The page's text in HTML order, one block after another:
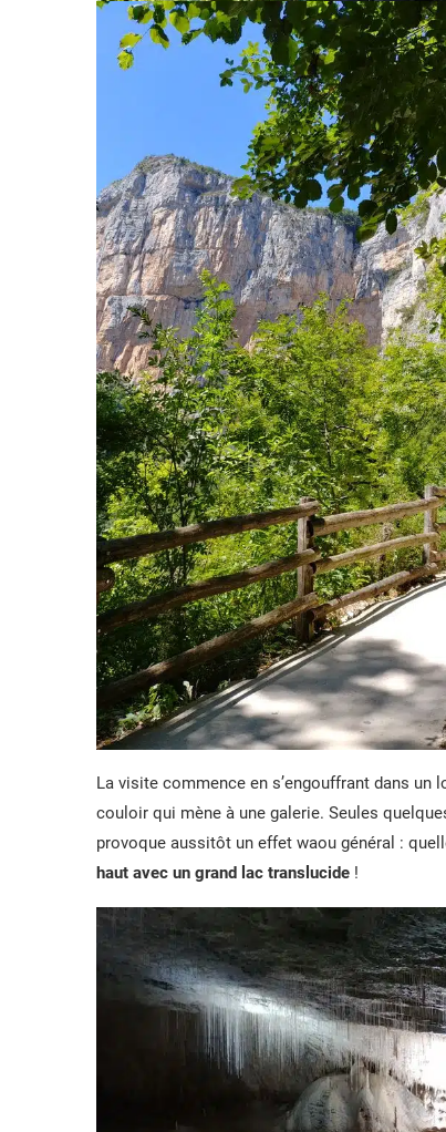
La visite commence en s’engouffrant dans un
couloir qui mène à une galerie. Seules
provoque aussitôt un effet waou général :
haut avec un grand lac translucide !